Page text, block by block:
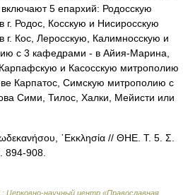
5 епархий: Родосскую
Родос, Косскую и Нисиросскую
Кос, Леросскую, Калимносскую и
с 3 кафедрами - в Айия-Марина,
и Касосскую митрополию
Карпатос, Симскую митрополию с
Сими, Тилос, Халки, Мейисти или
᾿Εκκλησία // ΘΗΕ. Τ. 5. Σ.
894-908.
Церковно-научный центр «Православная